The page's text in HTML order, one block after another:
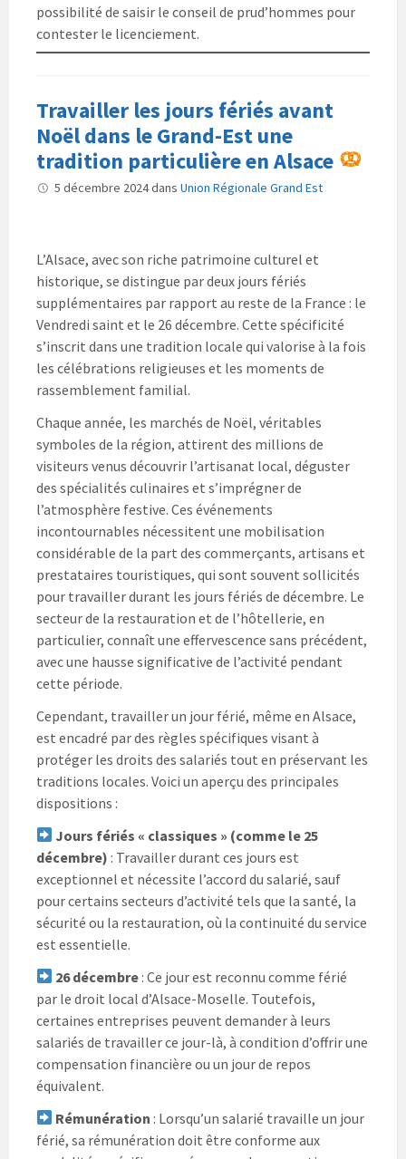
possibilité de saisir le conseil de prud’hommes pour
contester le licenciement.
Travailler les jours fériés avant
Noël dans le Grand-Est une
tradition particulière en Alsace
5 décembre 2024dans Union Régionale Grand Est
L’Alsace, avec son riche patrimoine culturel et
historique, se distingue par deux jours fériés
supplémentaires par rapport au reste de la France : le
Vendredi saint et le 26 décembre. Cette spécificité
s’inscrit dans une tradition locale qui valorise à la fois
les célébrations religieuses et les moments de
rassemblement familial.
Chaque année, les marchés de Noël, véritables
symboles de la région, attirent des millions de
visiteurs venus découvrir l’artisanat local, déguster
des spécialités culinaires et s’imprégner de
l’atmosphère festive. Ces événements
incontournables nécessitent une mobilisation
considérable de la part des commerçants, artisans et
prestataires touristiques, qui sont souvent sollicités
pour travailler durant les jours fériés de décembre. Le
secteur de la restauration et de l’hôtellerie, en
particulier, connaît une effervescence sans précédent,
avec une hausse significative de l’activité pendant
cette période.
Cependant, travailler un jour férié, même en Alsace,
est encadré par des règles spécifiques visant à
protéger les droits des salariés tout en préservant les
traditions locales. Voici un aperçu des principales
dispositions :
Jours fériés « classiques » (comme le 25
décembre) : Travailler durant ces jours est
exceptionnel et nécessite l’accord du salarié, sauf
pour certains secteurs d’activité tels que la santé, la
sécurité ou la restauration, où la continuité du service
est essentielle.
26 décembre : Ce jour est reconnu comme férié
par le droit local d’Alsace-Moselle. Toutefois,
certaines entreprises peuvent demander à leurs
salariés de travailler ce jour-là, à condition d’offrir une
compensation financière ou un jour de repos
équivalent.
Rémunération : Lorsqu’un salarié travaille un jour
férié, sa rémunération doit être conforme aux